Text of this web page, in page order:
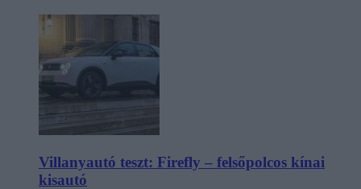
Villanyautó teszt: Firefly – felsőpolcos kínai
kisautó